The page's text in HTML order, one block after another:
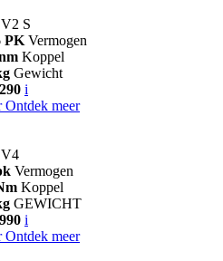
S
PK Vermogen
Koppel
Gewicht
i
Ontdek meer
Vermogen
Koppel
GEWICHT
i
Ontdek meer